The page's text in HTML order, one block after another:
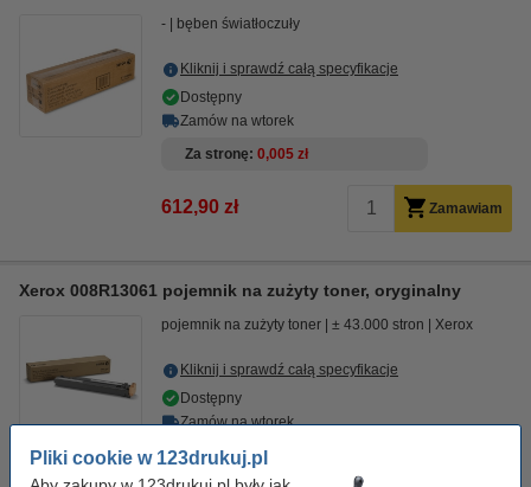
Pliki cookie w 123drukuj.pl
- bęben światłoczuły
Kliknij i sprawdź całą specyfikacje
Dostępny
Zamów na wtorek
Za stronę 0,005 zł
612,90 zł Zamawiam
Xerox 008R13061 pojemnik na zużyty toner, oryginalny
pojemnik na zużyty toner ± 43.000 stron Xerox
Kliknij i sprawdź całą specyfikacje
Dostępny
Zamów na wtorek
78,00 zł